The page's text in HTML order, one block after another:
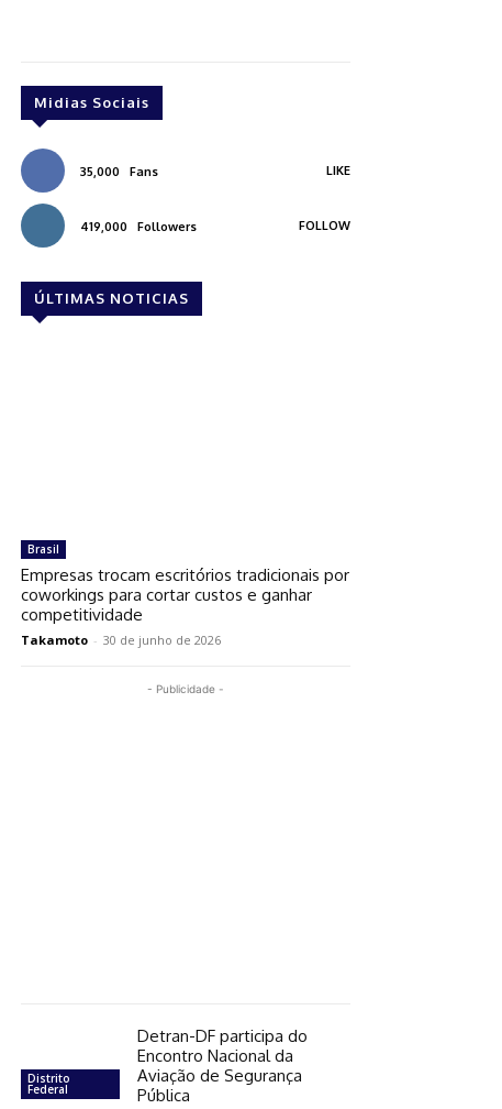
Midias Sociais
35,000 Fans LIKE
419,000 Followers FOLLOW
ÚLTIMAS NOTICIAS
Brasil
Empresas trocam escritórios tradicionais por
coworkings para cortar custos e ganhar
competitividade
Takamoto - 30 de junho de 2026
- Publicidade -
Distrito
Federal
Detran-DF participa do
Encontro Nacional da
Aviação de Segurança
Pública